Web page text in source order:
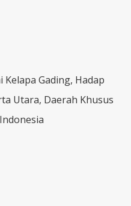
Gading, Hadap
Utara, Daerah Khusus